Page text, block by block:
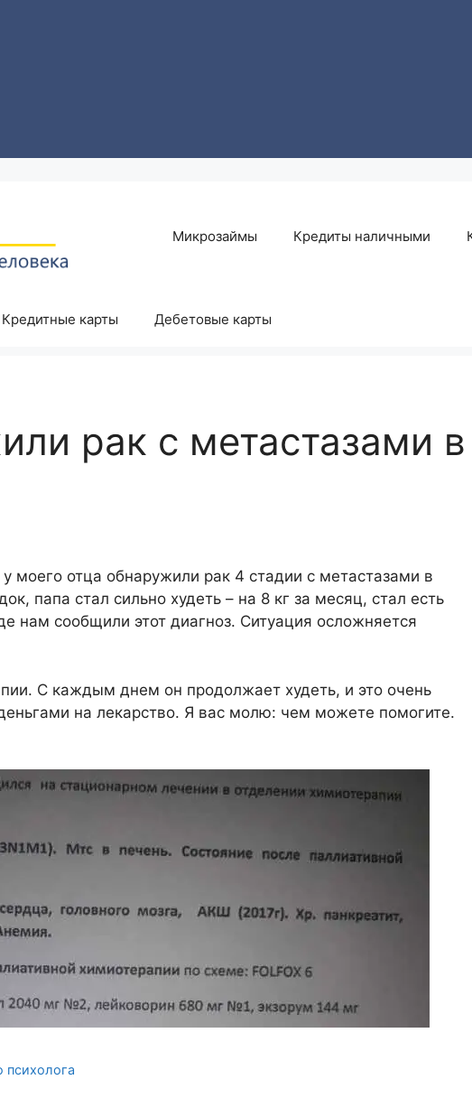
Микрозаймы Кредиты наличными
Кредитные карты Дебетовые карты
рак с метастазами в
моего отца обнаружили рак 4 стадии с метастазами в
папа стал сильно худеть – на 8 кг за месяц, стал есть
нам сообщили этот диагноз. Ситуация осложняется
С каждым днем он продолжает худеть, и это очень
на лекарство. Я вас молю: чем можете помогите.
психолога